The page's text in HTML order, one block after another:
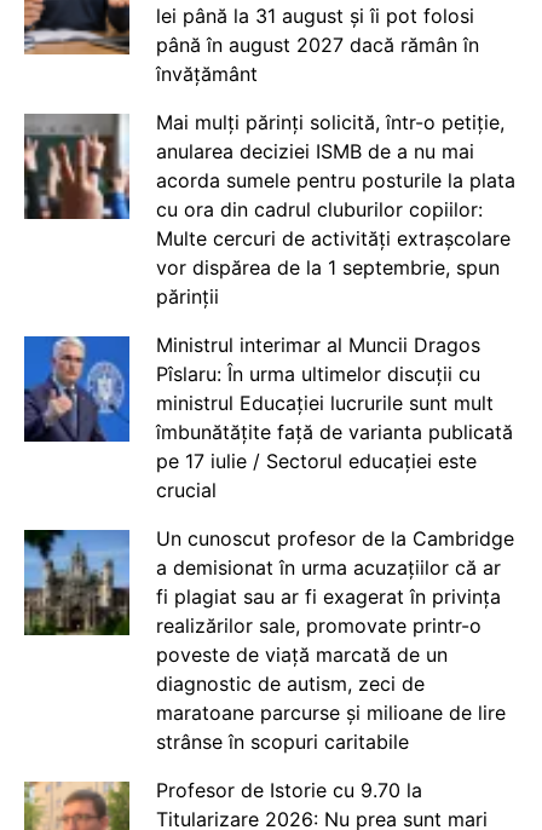
lei până la 31 august și îi pot folosi
până în august 2027 dacă rămân în
învățământ
Mai mulți părinți solicită, într-o petiție,
anularea deciziei ISMB de a nu mai
acorda sumele pentru posturile la plata
cu ora din cadrul cluburilor copiilor:
Multe cercuri de activități extrașcolare
vor dispărea de la 1 septembrie, spun
părinții
Ministrul interimar al Muncii Dragos
Pîslaru: În urma ultimelor discuții cu
ministrul Educației lucrurile sunt mult
îmbunătățite față de varianta publicată
pe 17 iulie / Sectorul educației este
crucial
Un cunoscut profesor de la Cambridge
a demisionat în urma acuzațiilor că ar
fi plagiat sau ar fi exagerat în privința
realizărilor sale, promovate printr-o
poveste de viață marcată de un
diagnostic de autism, zeci de
maratoane parcurse și milioane de lire
strânse în scopuri caritabile
Profesor de Istorie cu 9.70 la
Titularizare 2026: Nu prea sunt mari